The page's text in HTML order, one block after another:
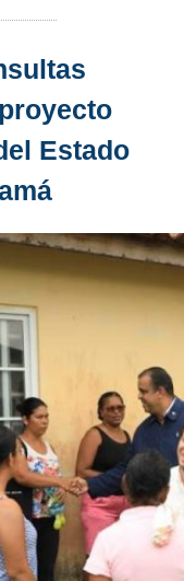
Estado